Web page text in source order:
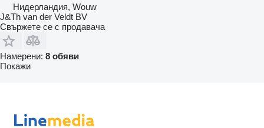
Нидерландия, Wouw
J&Th van der Veldt BV
Свържете се с продавача
Намерени: 8 обяви
Покажи